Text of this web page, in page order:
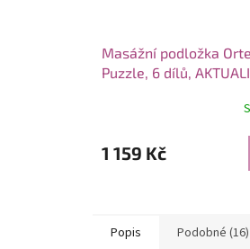
Masážní podložka
Puzzle, 6 dílů,
1 159 Kč
Popis Podobné (16)